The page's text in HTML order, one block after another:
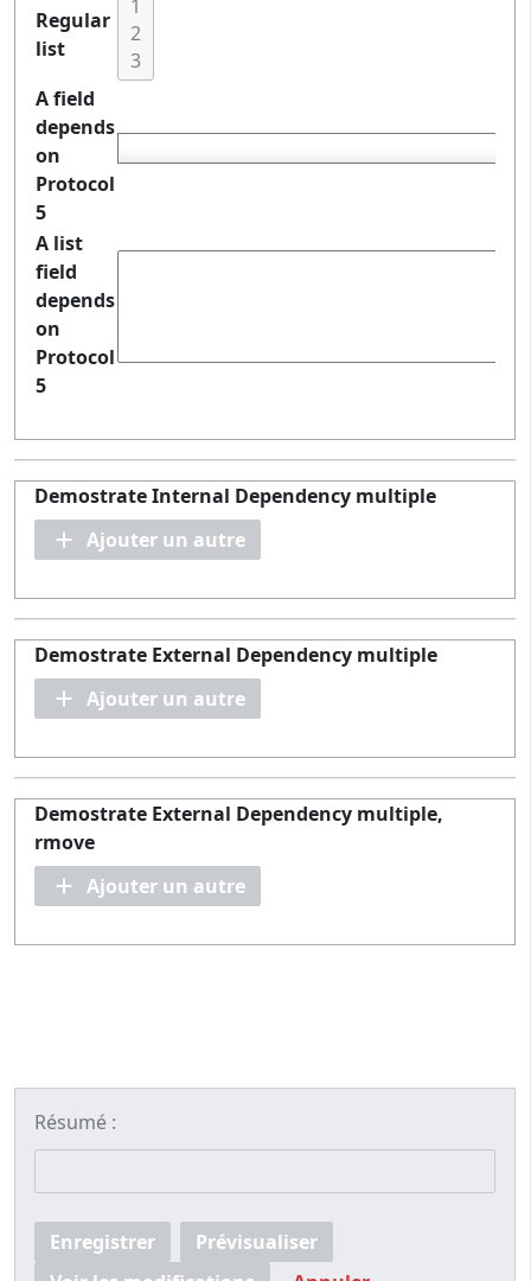
Regular
list
A field
depends
on
Protocol
5
A list
field
depends
on
Protocol
5
Demostrate Internal Dependency multiple
Ajouter un autre
Demostrate External Dependency multiple
Ajouter un autre
Demostrate External Dependency multiple,
rmove
Ajouter un autre
Résumé :
Enregistrer
Prévisualiser